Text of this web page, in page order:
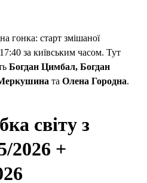
гонка: старт змішаної
за київським часом. Тут
Богдан Цимбал, Богдан
та Олена Городна.
світу з
2026 +